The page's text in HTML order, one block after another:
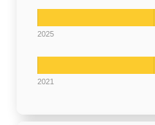
2025
2021